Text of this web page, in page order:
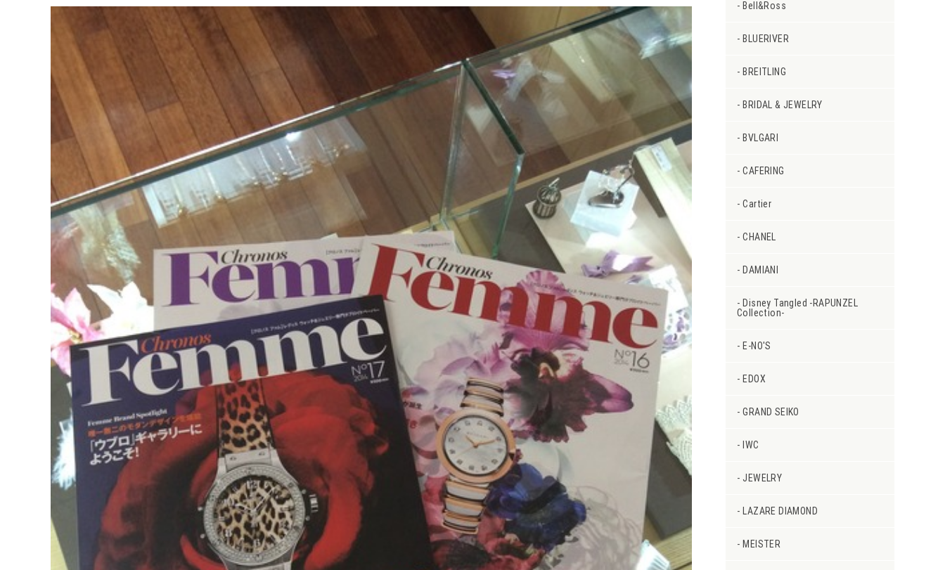
Bell&Ross
BLUERIVER
BREITLING
BRIDAL & JEWELRY
BVLGARI
CAFERING
Cartier
CHANEL
DAMIANI
Disney Tangled -RAPUNZEL
Collection-
E-NO'S
EDOX
GRAND SEIKO
IWC
JEWELRY
LAZARE DIAMOND
MEISTER